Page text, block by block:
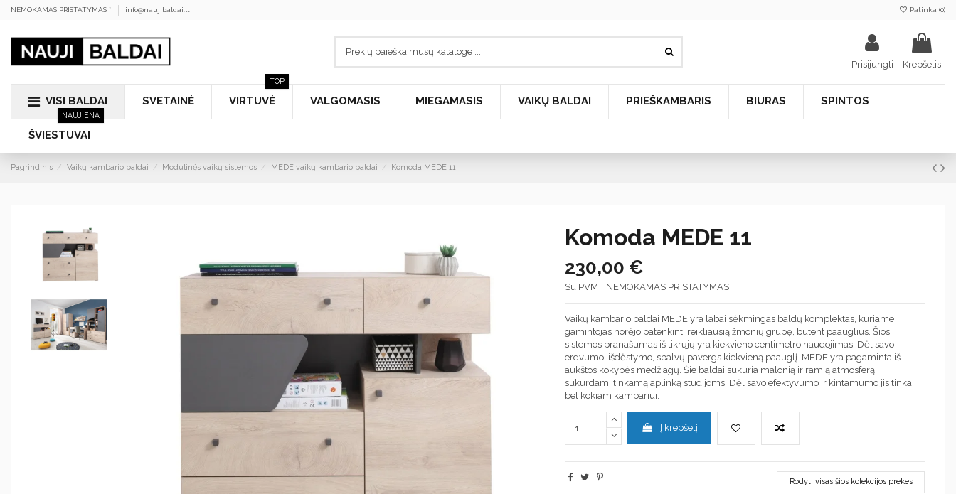
NEMOKAMAS PRISTATYMAS * info@naujibaldai.lt Patinka (0)
Prisijungti Krepšelis
VISI BALDAI SVETAINĖ VIRTUVĖ
TOP
VALGOMASIS MIEGAMASIS VAIKŲ BALDAI PRIEŠKAMBARIS BIURAS SPINTOS
ŠVIESTUVAI
NAUJIENA
Pagrindinis Vaikų kambario baldai Modulinės vaikų sistemos MEDE vaikų kambario baldai Komoda MEDE 11
Komoda MEDE 11
230,00 €
Su PVM + NEMOKAMAS PRISTATYMAS
Vaikų kambario baldai MEDE yra labai sėkmingas baldų komplektas, kuriame
gamintojas norėjo patenkinti reikliausią žmonių grupę, būtent paauglius. Šios
sistemos pranašumas iš tikrųjų yra kiekvieno centimetro naudojimas. Dėl savo
erdvumo, išdėstymo, spalvų pavergs kiekvieną paauglį. MEDE yra pagaminta iš
aukštos kokybės medžiagų. Šie baldai sukuria malonią ir ramią atmosferą,
sukurdami tinkamą aplinką studijoms. Dėl savo efektyvumo ir kintamumo jis tinka
bet kokiam kambariui.
Į krepšelį
Rodyti visas šios kolekcijos prekes